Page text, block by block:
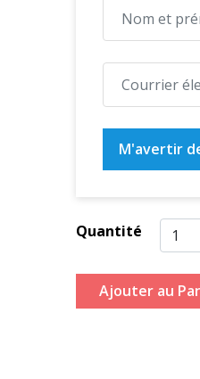
M'avertir
Quantité
Ajouter au